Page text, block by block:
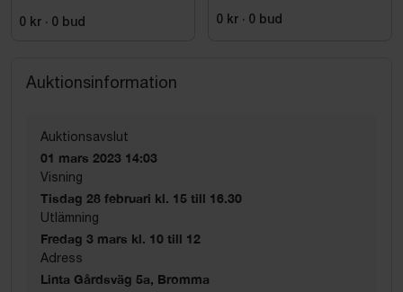
0 kr · 0 bud 0 kr · 0 bud
Auktionsinformation
Auktionsavslut
01 mars 2023 14:03
Visning
Tisdag 28 februari kl. 15 till 16.30
Utlämning
Fredag 3 mars kl. 10 till 12
Adress
Linta Gårdsväg 5a, Bromma